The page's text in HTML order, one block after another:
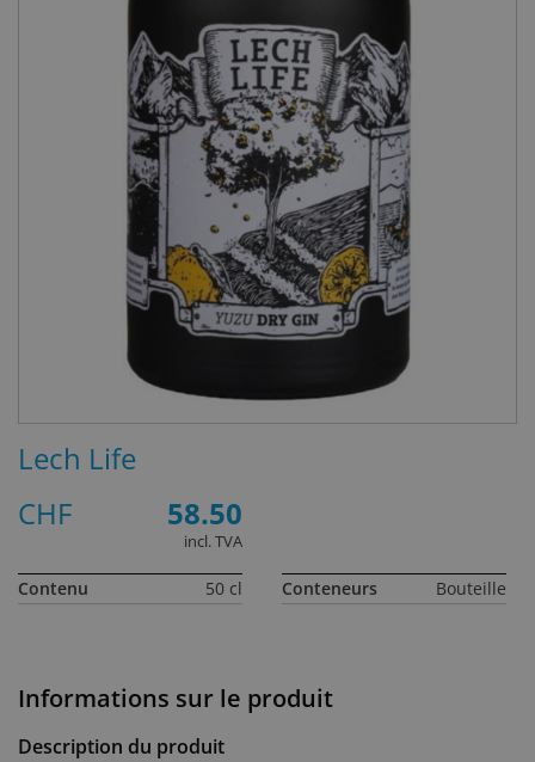
Informations sur le produit
Description du produit
Lech Life
CHF
58.50
incl. TVA
Contenu 50 cl Conteneurs Bouteille